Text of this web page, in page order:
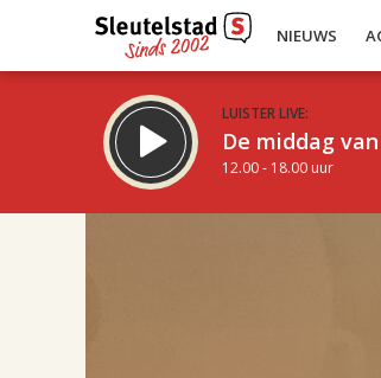
NIEUWS
LUISTER LIVE:
De middag
12.00 - 18.00 uur